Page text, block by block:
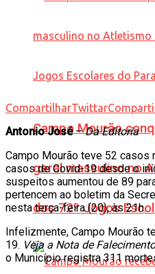
Campo Mourão
geral masculino no
dos 72º Jogos
CompartilharTwittar
Antonio José–Da Editoria
Campo Mourão teve 52 casos
casos de Covid-19 desde o
suspeitos aumentou de 89
pertencem ao boletim da
nesta terça-feira (20), às 21h.
Infelizmente, Campo Mourão
19. Veja a Nota de
o Município registra 311